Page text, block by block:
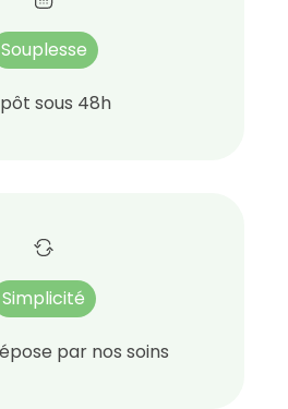
Souplesse
sous 48h
Simplicité
par nos soins